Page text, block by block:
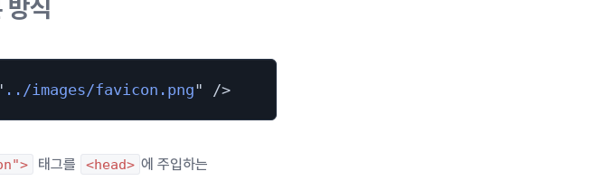
식
../images/favicon.png" />
태그를 <head> 에 주입하는